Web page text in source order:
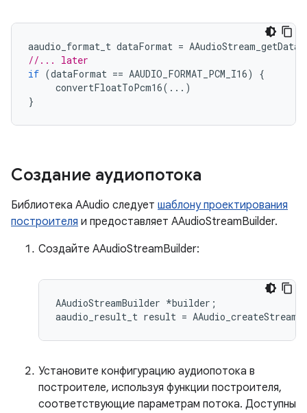
aaudio_format_t dataFormat =
//... later
if (dataFormat == AAUDIO_FORMAT_PCM_I16)
{
convertFloatToPcm16(...)
}
Создание аудиопотока
Библиотека AAudio следует шаблону проектирования
построителя и предоставляет AAudioStreamBuilder.
Создайте AAudioStreamBuilder:
AAudioStreamBuilder *builder;
Установите конфигурацию аудиопотока в
построителе, используя функции построителя,
соответствующие параметрам потока. Доступны